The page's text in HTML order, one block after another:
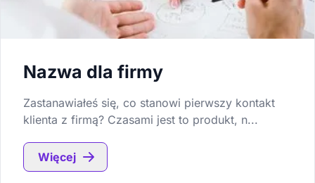
Nazwa dla firmy
Zastanawiałeś się, co stanowi pierwszy kontakt
klienta z firmą? Czasami jest to produkt, n...
Więcej